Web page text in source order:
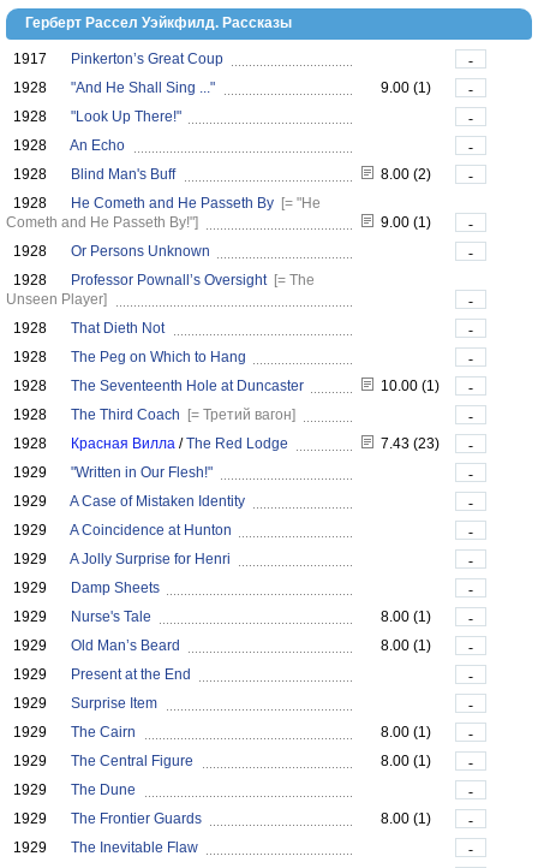
Герберт Рассел Уэйкфилд. Рассказы
1917 Pinkerton’s Great Coup
-
1928
"And He Shall Sing ..." 9.00 (1)
-
1928
"Look Up There!"
-
1928
An Echo
-
1928
Blind Man's Buff 8.00 (2)
-
1928
He Cometh and He Passeth By [= "He
Cometh and He Passeth By!"]
9.00 (1)
-
1928
Or Persons Unknown
-
1928
Professor Pownall’s Oversight [= The
Unseen Player]
-
1928
That Dieth Not
-
1928
The Peg on Which to Hang
-
1928
The Seventeenth Hole at Duncaster 10.00 (1)
-
1928
The Third Coach [= Третий вагон]
-
1928
Красная Вилла /The Red Lodge 7.43 (23)
-
1929
"Written in Our Flesh!"
-
1929
A Case of Mistaken Identity
-
1929
A Coincidence at Hunton
-
1929
A Jolly Surprise for Henri
-
1929
Damp Sheets
-
1929
Nurse's Tale 8.00 (1)
-
1929
Old Man’s Beard 8.00 (1)
-
1929
Present at the End
-
1929
Surprise Item
-
1929
The Cairn 8.00 (1)
-
1929
The Central Figure 8.00 (1)
-
1929
The Dune
-
1929
The Frontier Guards 8.00 (1)
-
1929
The Inevitable Flaw -